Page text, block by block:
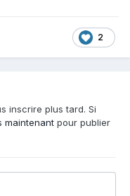
2
inscrire plus tard. Si
maintenant pour publier